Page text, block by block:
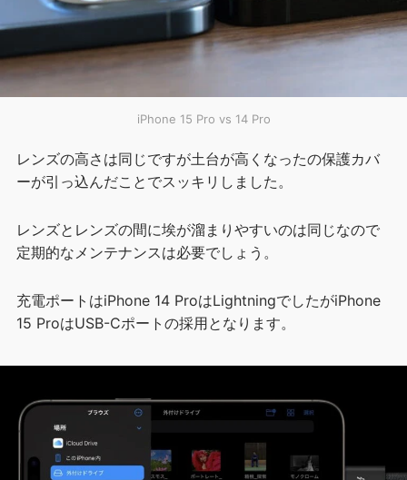
iPhone 15 Pro vs 14 Pro
レンズの高さは同じですが土台が高くなったの保護カバ
ーが引っ込んだことでスッキリしました。
レンズとレンズの間に埃が溜まりやすいのは同じなので
定期的なメンテナンスは必要でしょう。
充電ポートはiPhone 14 ProはLightningでしたがiPhone
15 ProはUSB-Cポートの採用となります。